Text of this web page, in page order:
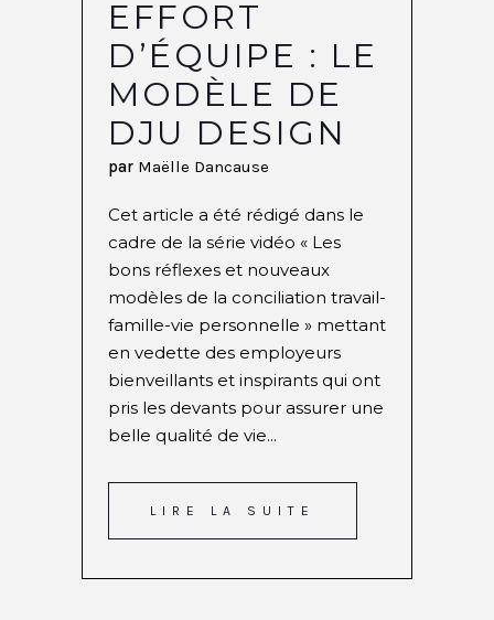
EFFORT
D’ÉQUIPE : LE
MODÈLE DE
DJU DESIGN
par Maëlle Dancause
Cet article a été rédigé dans le
cadre de la série vidéo « Les
bons réflexes et nouveaux
modèles de la conciliation travail-
famille-vie personnelle » mettant
en vedette des employeurs
bienveillants et inspirants qui ont
pris les devants pour assurer une
belle qualité de vie...
LIRE LA SUITE